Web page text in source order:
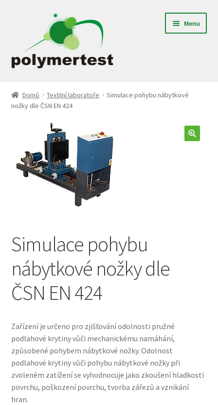
navigaci
webu
Menu
Textilní laboratoře
Plastikářské laboratoře
Jednoúčelové zařízení
Domů Textilní laboratoře
Simulace pohybu nábytkové
nožky dle ČSN EN 424
Simulace pohybu
nábytkové nožky dle
ČSN EN 424
Zařízení je určeno pro zjišťování odolnosti pružné
podlahové krytiny vůči mechanickému namáhání,
způsobené pohybem nábytkové nožky. Odolnost
podlahové krytiny vůči pohybu nábytkové nožky při
zvoleném zatížení se vyhodnocuje jako zkoušení hladkosti
povrchu, poškození povrchu, tvorba zářezů a vznikání
hran.